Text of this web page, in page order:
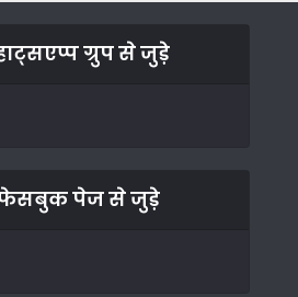
ग्रुप से जुड़े
फेसबुक पेज से जुड़े